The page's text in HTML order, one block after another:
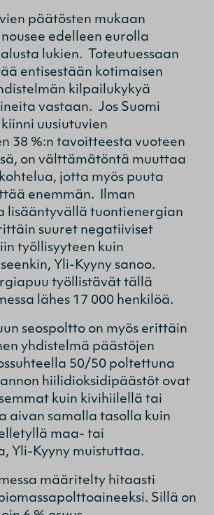
päätösten mukaan
edelleen eurolla
lukien. Toteutuessaan
entisestään kotimaisen
kilpailukykyä
vastaan. Jos Suomi
uusiutuvien
38 %:n tavoitteesta vuoteen
on välttämätöntä muuttaa
jotta myös puuta
enemmän. Ilman
lisääntyvällä tuontienergian
suuret negatiiviset
työllisyyteen kuin
Yli-Kyyny sanoo.
työllistävät tällä
lähes 17 000 henkilöä.
seospoltto on myös erittäin
yhdistelmä päästöjen
50/50 poltettuna
hiilidioksidipäästöt ovat
kuin kivihiilellä tai
aivan samalla tasolla kuin
maa- tai
Yli-Kyyny muistuttaa.
määritelty hitaasti
Sillä on